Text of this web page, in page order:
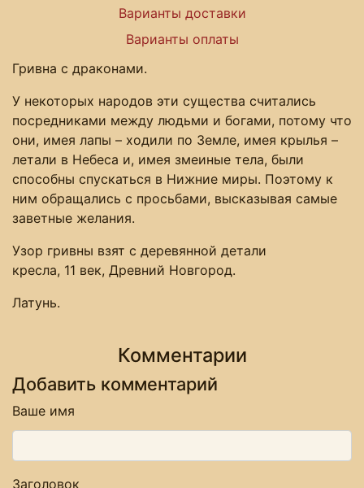
Варианты доставки
Варианты оплаты
Гривна с драконами.
У некоторых народов эти существа считались
посредниками между людьми и богами, потому что
они, имея лапы – ходили по Земле, имея крылья –
летали в Небеса и, имея змеиные тела, были
способны спускаться в Нижние миры. Поэтому к
ним обращались с просьбами, высказывая самые
заветные желания.
Узор гривны взят с деревянной детали
кресла, 11 век, Древний Новгород.
Латунь.
Комментарии
Добавить комментарий
Ваше имя
Заголовок